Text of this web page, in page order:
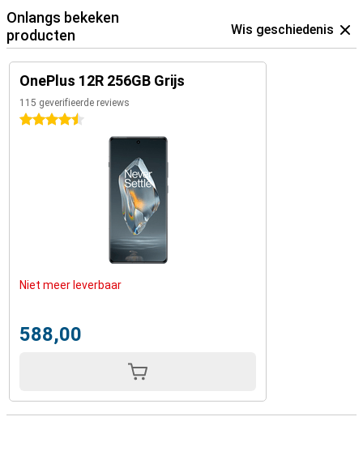
Onlangs bekeken
producten
Wis geschiedenis
OnePlus 12R 256GB Grijs
115 geverifieerde reviews
4.5 sterren
Niet meer leverbaar
588,00